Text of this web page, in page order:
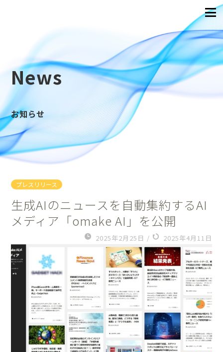
News
お知らせ
プレスリリース
生成AIのニュースを自動集約するAI
メディア「omake AI」を公開
2025年2月25日 / 2025年4月11日